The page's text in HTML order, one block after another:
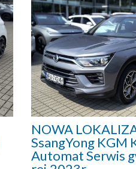
NOWA
SsangYong KGM
Automat Serwis